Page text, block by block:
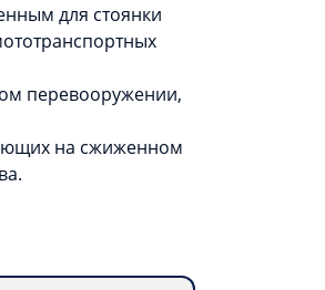
для стоянки
перевооружении,
на сжиженном